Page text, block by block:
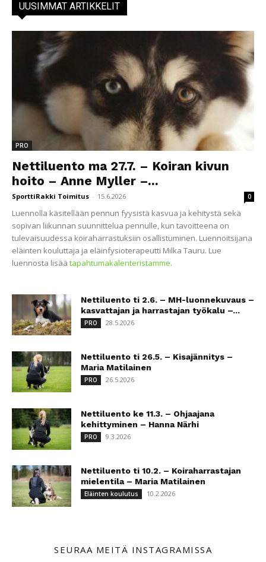
UUSIMMAT ARTIKKELIT
PRO
Nettiluento ma 27.7. – Koiran kivun
hoito – Anne Myller –...
SporttiRakki Toimitus - 15.6.2026 0
Luennolla käsitellään pennun fyysistä kasvua ja kehitystä sekä
sopivan liikunnan suunnittelua pennulle, kun tavoitteena on
tulevaisuudessa koiraharrastuksiin osallistuminen. Luennoitsijana
eläinten kouluttaja ja eläinfysioterapeutti Milka Tauru. Lue
luennosta lisää tapahtumakalenteristamme.
Nettiluento ti 2.6. – MH-luonnekuvaus –
kasvattajan ja harrastajan työkalu –...
PRO 28.5.2026
Nettiluento ti 26.5. – Kisajännitys –
Maria Matilainen
PRO 26.5.2026
Nettiluento ke 11.3. – Ohjaajana
kehittyminen – Hanna Närhi
PRO 9.3.2026
Nettiluento ti 10.2. – Koiraharrastajan
mielentila – Maria Matilainen
Eläinten koulutus 10.2.2026
SEURAA MEITÄ INSTAGRAMISSA